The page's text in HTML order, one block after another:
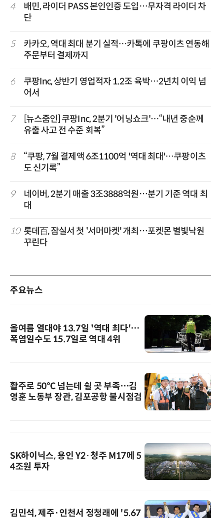
4
배민, 라이더 PASS 본인인증 도입…무자격 라이더 차
단
5
카카오, 역대 최대 분기 실적…카톡에 쿠팡이츠 연동해
주문부터 결제까지
6
쿠팡Inc, 상반기 영업적자 1.2조 육박…2년치 이익 넘
어서
7
[뉴스줌인] 쿠팡Inc, 2분기 '어닝쇼크'…“내년 중순께
유출 사고 전 수준 회복”
8
“쿠팡, 7월 결제액 6조1100억 '역대 최대'…쿠팡이츠
도 신기록”
9
네이버, 2분기 매출 3조3888억원…분기 기준 역대 최
대
10 롯데百, 잠실서 첫 '서머마켓' 개최…포켓몬 별빛낙원
꾸린다
주요뉴스
올여름 열대야 13.7일 '역대 최다'…
폭염일수도 15.7일로 역대 4위
활주로 50℃ 넘는데 쉴 곳 부족…김
영훈 노동부 장관, 김포공항 불시점검
SK하이닉스, 용인 Y2·청주 M17에 5
4조원 투자
김민석, 제주·인천서 정청래에 '5.67